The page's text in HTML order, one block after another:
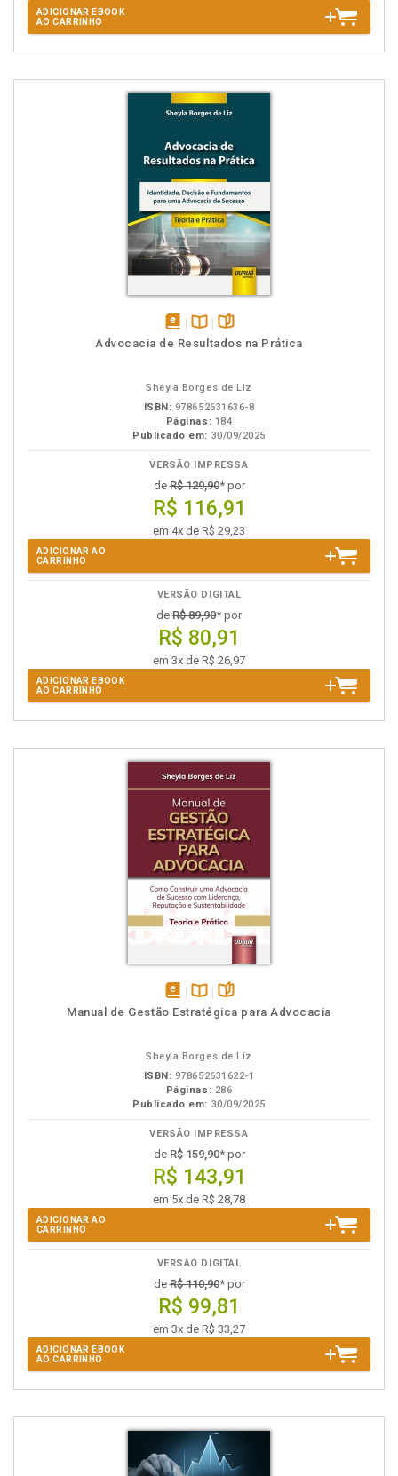
ADICIONAR EBOOK
AO CARRINHO
disponívelDisponível
páginas
Advocacia de Resultados na Prática
Sheyla Borges de Liz
ISBN: 978652631636-8
Páginas: 184
Publicado em: 30/09/2025
VERSÃO IMPRESSA
deR$ 129,90* por
R$ 116,91
em 4x de R$ 29,23
ADICIONAR AO
CARRINHO
VERSÃO DIGITAL
de R$ 89,90* por
R$ 80,91
em 3x de R$ 26,97
ADICIONAR EBOOK
AO CARRINHO
disponívelDisponível
páginas
Manual de Gestão Estratégica para Advocacia
Sheyla Borges de Liz
ISBN: 978652631622-1
Páginas: 286
Publicado em: 30/09/2025
VERSÃO IMPRESSA
deR$ 159,90* por
R$ 143,91
em 5x de R$ 28,78
ADICIONAR AO
CARRINHO
VERSÃO DIGITAL
deR$ 110,90* por
R$ 99,81
em 3x de R$ 33,27
ADICIONAR EBOOK
AO CARRINHO